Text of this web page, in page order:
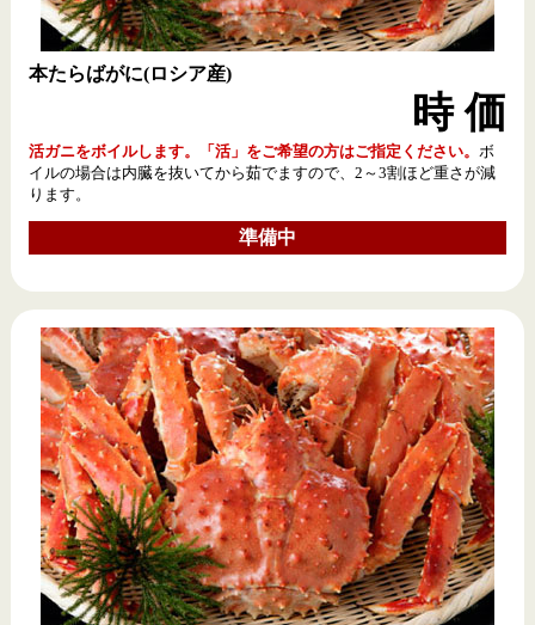
本たらばがに(ロシア産)
時 価
活ガニをボイルします。「活」をご希望の方はご指定ください。 ボ
イルの場合は内臓を抜いてから茹でますので、2～3割ほど重さが減
ります。
準備中
その日に売る分だけ作りますので、毎日新鮮！作りたて！
買っていただいたその日が製造日です。
徳用90g入1袋1,080円
準備中